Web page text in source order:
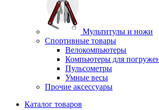
Мультитулы и ножи
Спортивные товары
Велокомпьютеры
Компьютеры для
Пульсометры
Умные весы
Прочие аксессуары
Каталог товаров